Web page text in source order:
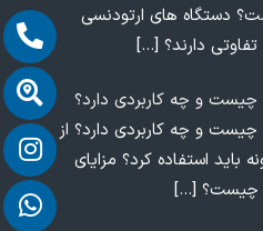
دستگاه های ارتودنسی
دارند؟[…]
و چه کاربردی دارد؟
و چه کاربردی دارد؟ از
باید استفاده کرد؟ مزایای
چیست؟[…]